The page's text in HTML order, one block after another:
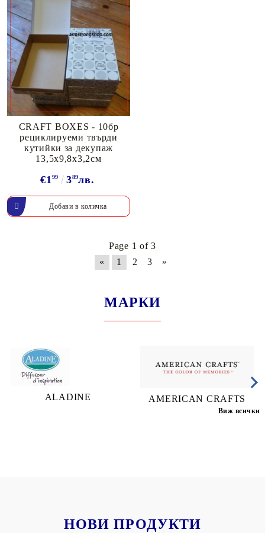
CRAFT BOXES - 10бр
рециклируеми твърди
кутийки за декупаж
13,5х9,8х3,2см
€1 99 389лв.
Page 1 of 3
«
1 2 3 »
МАРКИ
ALADINE AMERICAN CRAFTS
Виж всички
НОВИ ПРОДУКТИ